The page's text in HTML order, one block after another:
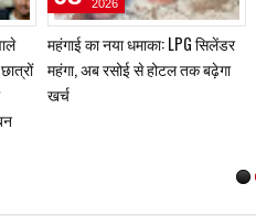
महंगाई का नया धमाका: LPG सिलेंडर
महंगा, अब रसोई से होटल तक बढ़ेगा
खर्च
2026